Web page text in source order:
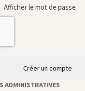
Afficher le mot de passe
Créer un compte
ADMINISTRATIVES